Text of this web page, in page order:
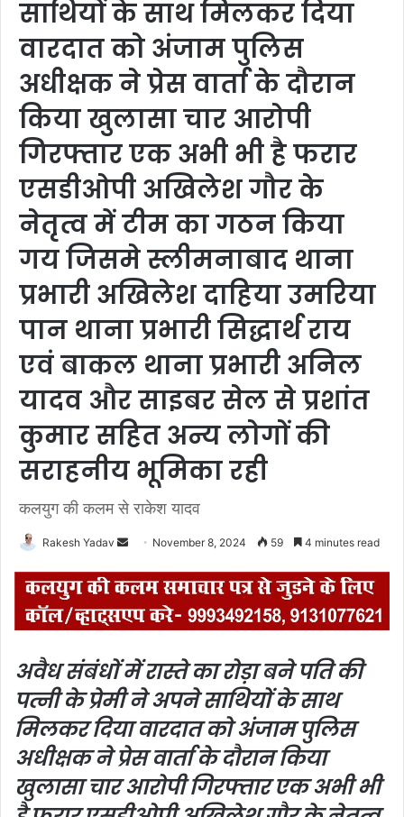
साथियों के साथ मिलकर दिया
वारदात को अंजाम पुलिस
अधीक्षक ने प्रेस वार्ता के दौरान
किया खुलासा चार आरोपी
गिरफ्तार एक अभी भी है फरार
एसडीओपी अखिलेश गौर के
नेतृत्व में टीम का गठन किया
गय जिसमे स्लीमनाबाद थाना
प्रभारी अखिलेश दाहिया उमरिया
पान थाना प्रभारी सिद्धार्थ राय
एवं बाकल थाना प्रभारी अनिल
यादव और साइबर सेल से प्रशांत
कुमार सहित अन्य लोगों की
सराहनीय भूमिका रही
कलयुग की कलम से राकेश यादव
Rakesh Yadav
n
d
a
e
m
i
l
November 8, 2024 59 4 minutes read
अवैध संबंधों में रास्ते का रोड़ा बने पति की
पत्नी के प्रेमी ने अपने साथियों के साथ
मिलकर दिया वारदात को अंजाम पुलिस
अधीक्षक ने प्रेस वार्ता के दौरान किया
खुलासा चार आरोपी गिरफ्तार एक अभी भी